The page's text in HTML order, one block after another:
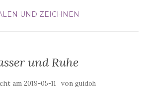
UND ZEICHNEN
und Ruhe
am 2019-05-11 von guidoh